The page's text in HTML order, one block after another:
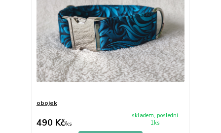
obojek
490 Kč/ks
skladem, poslední
1ks